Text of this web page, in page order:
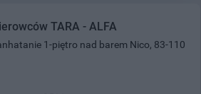
TARA - ALFA
1-piętro nad barem Nico, 83-110